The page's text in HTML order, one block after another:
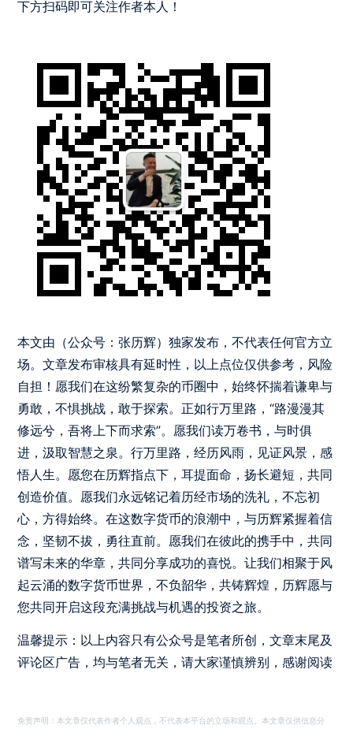
下方扫码即可关注作者本人！
本文由（公众号：张历辉）独家发布，不代表任何官方立
场。文章发布审核具有延时性，以上点位仅供参考，风险
自担！愿我们在这纷繁复杂的币圈中，始终怀揣着谦卑与
勇敢，不惧挑战，敢于探索。正如行万里路，“路漫漫其
修远兮，吾将上下而求索”。愿我们读万卷书，与时俱
进，汲取智慧之泉。行万里路，经历风雨，见证风景，感
悟人生。愿您在历辉指点下，耳提面命，扬长避短，共同
创造价值。愿我们永远铭记着历经市场的洗礼，不忘初
心，方得始终。在这数字货币的浪潮中，与历辉紧握着信
念，坚韧不拔，勇往直前。愿我们在彼此的携手中，共同
谱写未来的华章，共同分享成功的喜悦。让我们相聚于风
起云涌的数字货币世界，不负韶华，共铸辉煌，历辉愿与
您共同开启这段充满挑战与机遇的投资之旅。
温馨提示：以上内容只有公众号是笔者所创，文章末尾及
评论区广告，均与笔者无关，请大家谨慎辨别，感谢阅读
免责声明：本文章仅代表作者个人观点，不代表本平台的立场和观点。本文章仅供信息分